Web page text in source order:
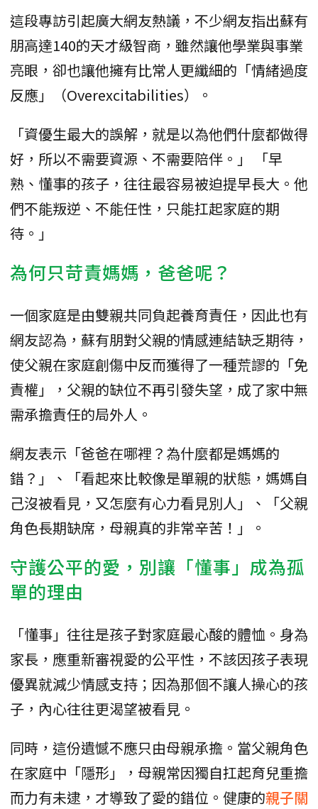
這段專訪引起廣大網友熱議，不少網友指出蘇有
朋高達140的天才級智商，雖然讓他學業與事業
亮眼，卻也讓他擁有比常人更纖細的「情緒過度
反應」（Overexcitabilities）。
「資優生最大的誤解，就是以為他們什麼都做得
好，所以不需要資源、不需要陪伴。」 「早
熟、懂事的孩子，往往最容易被迫提早長大。他
們不能叛逆、不能任性，只能扛起家庭的期
待。」
為何只苛責媽媽，爸爸呢？
一個家庭是由雙親共同負起養育責任，因此也有
網友認為，蘇有朋對父親的情感連結缺乏期待，
使父親在家庭創傷中反而獲得了一種荒謬的「免
責權」，父親的缺位不再引發失望，成了家中無
需承擔責任的局外人。
網友表示「爸爸在哪裡？為什麼都是媽媽的
錯？」、「看起來比較像是單親的狀態，媽媽自
己沒被看見，又怎麼有心力看見別人」、「父親
角色長期缺席，母親真的非常辛苦！」。
守護公平的愛，別讓「懂事」成為孤
單的理由
「懂事」往往是孩子對家庭最心酸的體恤。身為
家長，應重新審視愛的公平性，不該因孩子表現
優異就減少情感支持；因為那個不讓人操心的孩
子，內心往往更渴望被看見。
同時，這份遺憾不應只由母親承擔。當父親角色
在家庭中「隱形」，母親常因獨自扛起育兒重擔
而力有未逮，才導致了愛的錯位。健康的親子關